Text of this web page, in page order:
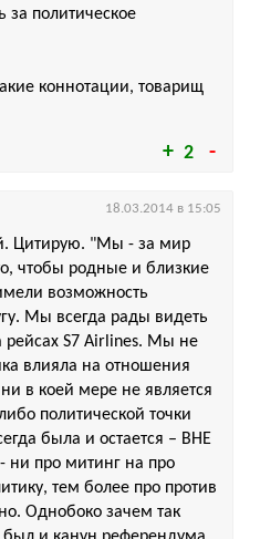
2
политическое
коннотации, товарищ
Цитирую. "Мы - за мир
чтобы родные и близкие
возможность
Мы всегда рады видеть
рейсах S7 Airlines. Мы не
влияла на отношения
в коей мере не является
политической точки
была и остается – ВНЕ
ни про митинг на про
тем более про против
Однобоко зачем так
18.03.2014 в 15:05